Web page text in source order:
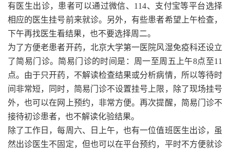
有医生出诊，患者可以通过微信、114、支付宝等平台选择
相应的医生挂号前来就诊。另外，有些患者希望上午检查，
下午再找医生看结果，也不要选择周二。
为了方便老患者开药，北京大学第一医院风湿免疫科还设立
了简易门诊。简易门诊的时间是：周一至周五上午8点至11
点。由于只开药，不解读检查结果或分析病情，所以等待时
间非常短，同时，简易门诊不设置挂号上限，除了现场挂号
外，也可以在网上预约，非常方便。再次提醒，简易门诊不
接待初诊患者，也不解读化验结果。
除了工作日，每周六、日上午，也有一位值班医生出诊，虽
然出诊医生不固定，但也可以在平台预约，平时不方便就诊